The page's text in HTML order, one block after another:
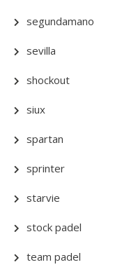
segundamano
sevilla
shockout
siux
spartan
sprinter
starvie
stock padel
team padel